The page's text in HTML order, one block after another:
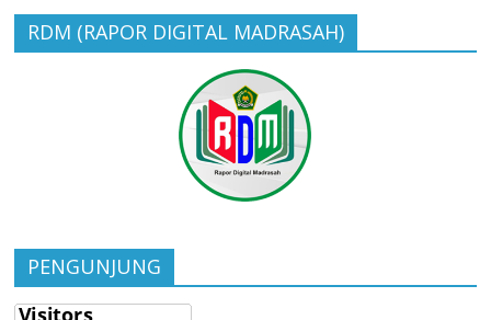
RDM (RAPOR DIGITAL MADRASAH)
PENGUNJUNG